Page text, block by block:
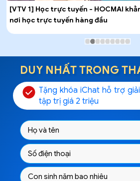
[VTV 1] Học trực tuyến - HOCMAI
nơi học trực tuyến hàng đầu
DUY NHẤT TRONG
Tặng khóa iChat hỗ trợ
tập trị giá 2 triệu